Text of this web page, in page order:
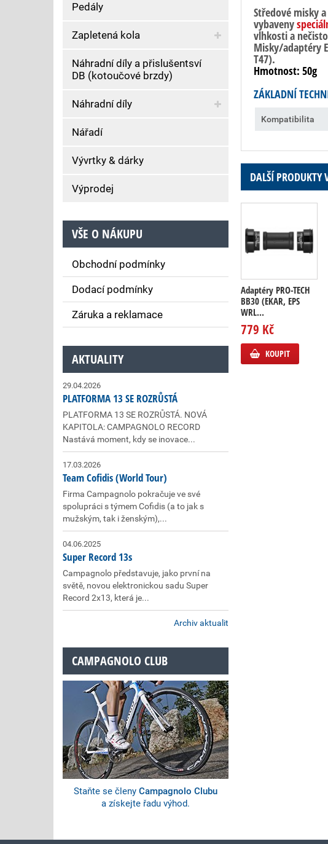
Středové misky
vybaveny
vlhkosti a
Misky/adaptéry
T47).
Hmotnost: 50g
ZÁKLADNÍ
Kompatibilita
DALŠÍ PRODUKTY
Adaptéry PRO-TECH
BB30 (EKAR, EPS
WRL...
779 Kč
KOUPIT
Pedály
Zapletená kola
Náhradní díly a přislušentsví
DB (kotoučové brzdy)
Náhradní díly
Nářadí
Vývrtky & dárky
Výprodej
VŠE O NÁKUPU
Obchodní podmínky
Dodací podmínky
Záruka a reklamace
AKTUALITY
29.04.2026
PLATFORMA 13 SE ROZRŮSTÁ
PLATFORMA 13 SE ROZRŮSTÁ. NOVÁ
KAPITOLA: CAMPAGNOLO RECORD
Nastává moment, kdy se inovace...
17.03.2026
Team Cofidis (World Tour)
Firma Campagnolo pokračuje ve své
spolupráci s týmem Cofidis (a to jak s
mužským, tak i ženským),...
04.06.2025
Super Record 13s
Campagnolo představuje, jako první na
světě, novou elektronickou sadu Super
Record 2x13, která je...
Archiv aktualit
CAMPAGNOLO CLUB
Staňte se členy Campagnolo Clubu
a získejte řadu výhod.